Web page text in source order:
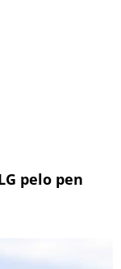
pelo pen